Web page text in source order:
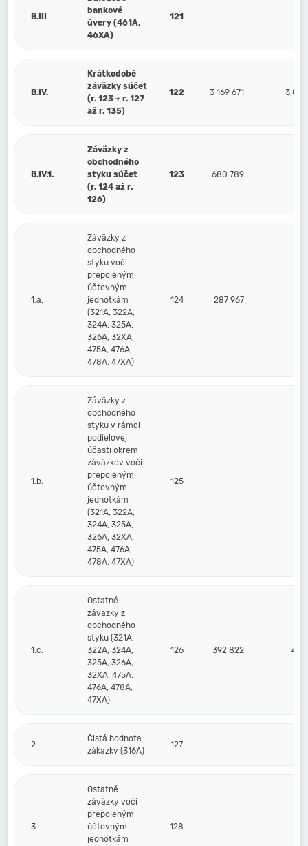
B.III
bankové
úvery (461A,
46XA)
121
B.IV.
Krátkodobé
záväzky súčet
(r. 123 + r. 127
až r. 135)
122 3 169 671 3
B.IV.1.
Záväzky z
obchodného
styku súčet
(r. 124 až r.
126)
123 680 789
1.a.
Záväzky z
obchodného
styku voči
prepojeným
účtovným
jednotkám
(321A, 322A,
324A, 325A,
326A, 32XA,
475A, 476A,
478A, 47XA)
124 287 967
1.b.
Záväzky z
obchodného
styku v rámci
podielovej
účasti okrem
záväzkov voči
prepojeným
účtovným
jednotkám
(321A, 322A,
324A, 325A,
326A, 32XA,
475A, 476A,
478A, 47XA)
125
1.c.
Ostatné
záväzky z
obchodného
styku (321A,
322A, 324A,
325A, 326A,
32XA, 475A,
476A, 478A,
47XA)
126 392 822 423
2.
Čistá hodnota
zákazky (316A)
127
3.
Ostatné
záväzky voči
prepojeným
účtovným
jednotkám
128